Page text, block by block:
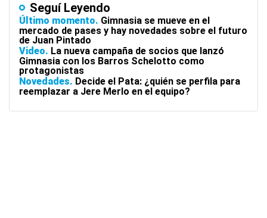
Seguí Leyendo
Último momento Gimnasia se mueve en el
mercado de pases y hay novedades sobre el futuro
de Juan Pintado
Video La nueva campaña de socios que lanzó
Gimnasia con los Barros Schelotto como
protagonistas
Novedades Decide el Pata: ¿quién se perfila para
reemplazar a Jere Merlo en el equipo?